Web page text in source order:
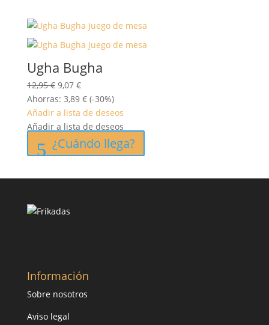
Ugha Bugha
12,95€ El
precio
original
era:
12,95 €.
9,07 €El
precio
actual
es:
9,07 €.
Ahorras: 3,89 € (-30%)
Añadir a lista de deseos
Añadir a lista de deseos
¿Cuándo llega?
Información
Sobre nosotros
Aviso legal